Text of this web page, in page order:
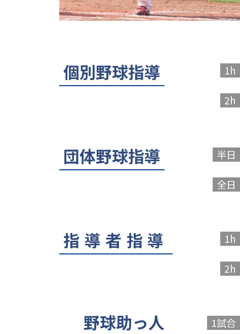
個別野球指導 1h
2h
団体野球指導 半日
全日
指導者指導 1h
2h
野球助っ人 1試合